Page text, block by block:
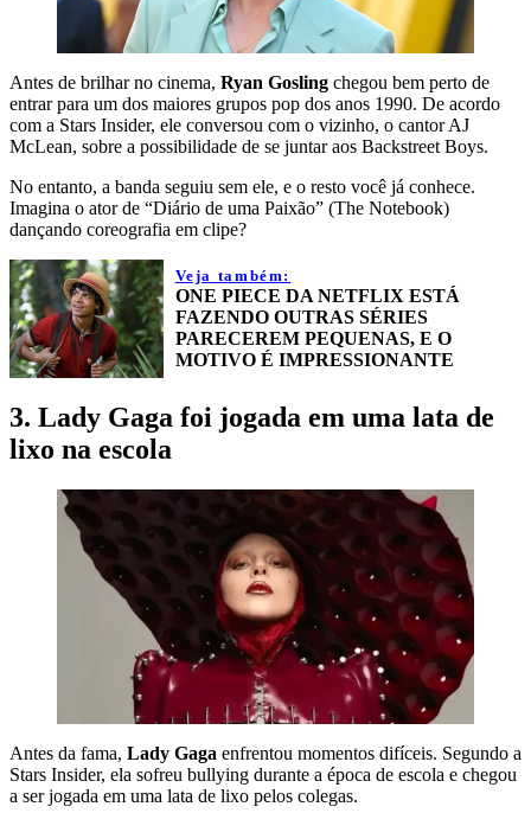
Antes de brilhar no cinema, Ryan Gosling chegou bem perto de
entrar para um dos maiores grupos pop dos anos 1990. De acordo
com a Stars Insider, ele conversou com o vizinho, o cantor AJ
McLean, sobre a possibilidade de se juntar aos Backstreet Boys.
No entanto, a banda seguiu sem ele, e o resto você já conhece.
Imagina o ator de “Diário de uma Paixão” (The Notebook)
dançando coreografia em clipe?
Veja também:
ONE PIECE DA NETFLIX ESTÁ
FAZENDO OUTRAS SÉRIES
PARECEREM PEQUENAS, E O
MOTIVO É IMPRESSIONANTE
3. Lady Gaga foi jogada em uma lata de
lixo na escola
Antes da fama, Lady Gaga enfrentou momentos difíceis. Segundo a
Stars Insider, ela sofreu bullying durante a época de escola e chegou
a ser jogada em uma lata de lixo pelos colegas.